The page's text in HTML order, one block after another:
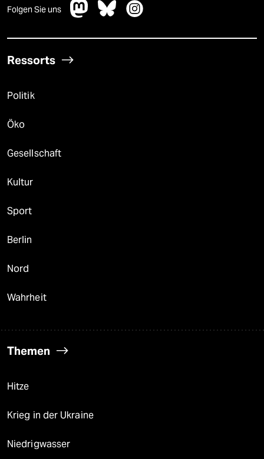
Folgen Sie uns
Ressorts
Politik
Öko
Gesellschaft
Kultur
Sport
Berlin
Nord
Wahrheit
Themen
Hitze
Krieg in der Ukraine
Niedrigwasser